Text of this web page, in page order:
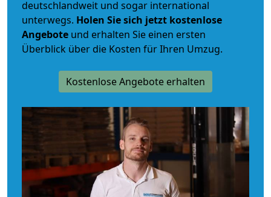
deutschlandweit und sogar international
unterwegs. Holen Sie sich jetzt kostenlose
Angebote und erhalten Sie einen ersten
Überblick über die Kosten für Ihren Umzug.
Kostenlose Angebote erhalten